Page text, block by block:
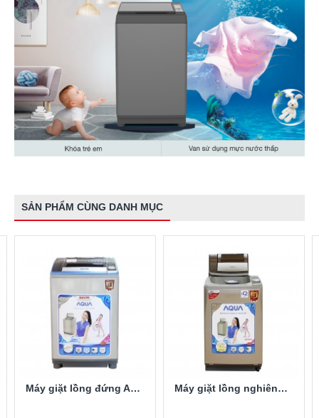
SẢN PHẨM CÙNG DANH MỤC
Máy giặt lồng đứng Aqua AQW-S80KT 8kg Máy giặt lồng nghiêng Aqua AQW-F800Z1T 8kg